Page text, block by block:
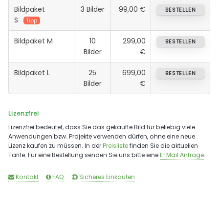
Bildpaket
S
Tipp
3 Bilder 99,00 € BESTELLEN
Bildpaket M
10
Bilder
299,00
€
BESTELLEN
Bildpaket L
25
Bilder
699,00
€
BESTELLEN
Lizenzfrei
Lizenzfrei bedeutet, dass Sie das gekaufte Bild für beliebig viele
Anwendungen bzw. Projekte verwenden dürfen, ohne eine neue
Lizenz kaufen zu müssen. In derPreislistefinden Sie die aktuellen
Tarife. Für eine Bestellung senden Sie uns bitte eineE-Mail Anfrage.
Kontakt FAQ Sicheres Einkaufen